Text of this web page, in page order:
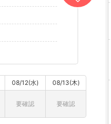
08/12(水) 08/13(木)
要確認 要確認